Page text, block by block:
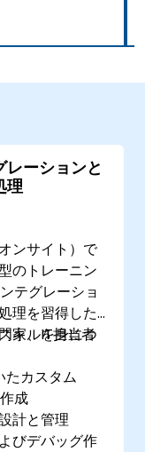
ーションと
理
ンサイト）で
のトレーニン
テグレーショ
理を習得した
家、IT担当者
キルを身につ
たカスタム
成
計と管理
びデバッグ作